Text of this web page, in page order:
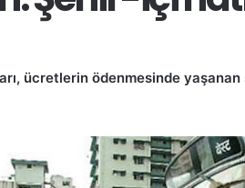
ücretlerin ödenmesinde